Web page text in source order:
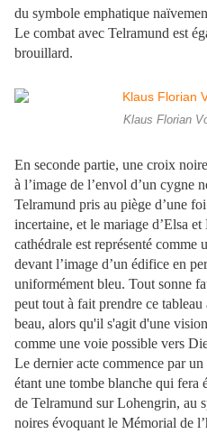
du symbole emphatique
Le combat avec Telramund est
brouillard.
Klaus Florian
En seconde partie, une croix
à l’image de l’envol d’un cygne
Telramund pris au piège d’une
incertaine, et le mariage d’Elsa
cathédrale est représenté comme
devant l’image d’un édifice en
uniformément bleu. Tout sonne
peut tout à fait prendre ce
beau, alors qu'il s'agit d'une
comme une voie possible vers
Le dernier acte commence par
étant une tombe blanche qui fera
de Telramund sur Lohengrin, au
noires évoquant le Mémorial de